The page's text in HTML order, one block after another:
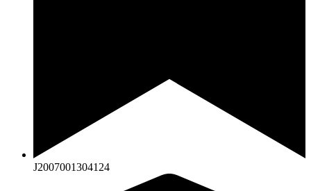
J2007001304124